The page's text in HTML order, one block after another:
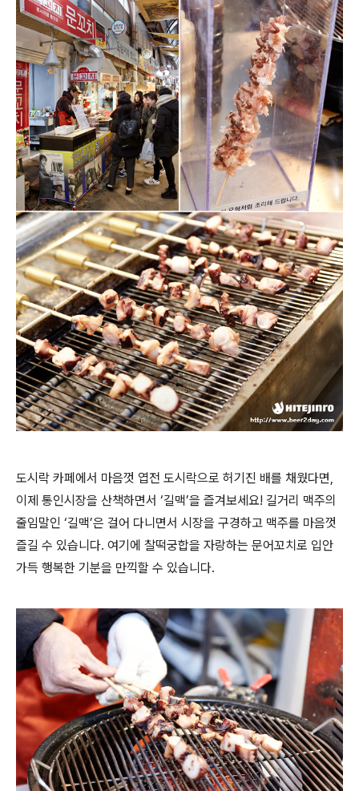
도시락 카페에서 마음껏 엽전 도시락으로 허기진 배를 채웠다면,
이제 통인시장을 산책하면서 ‘길맥’을 즐겨보세요! 길거리 맥주의
줄임말인 ‘길맥’은 걸어 다니면서 시장을 구경하고 맥주를 마음껏
즐길 수 있습니다. 여기에 찰떡궁합을 자랑하는 문어꼬치로 입안
가득 행복한 기분을 만끽할 수 있습니다.